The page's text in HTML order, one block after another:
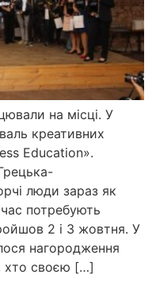
на місці. У
креативних
Education».
люди зараз як
потребують
2 і 3 жовтня. У
нагородження
хто своєю […]